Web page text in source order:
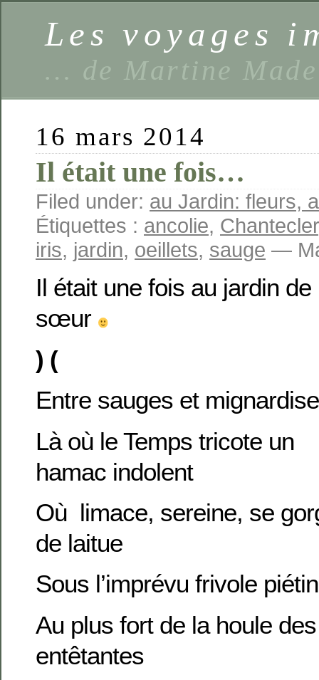
Les voyages
… de Martine
16 mars 2014
Il était une fois…
Filed under: au Jardin: fleurs,
Étiquettes : ancolie, Chantecler
iris, jardin, oeillets, sauge —
Il était une fois au jardin
sœur
) (
Entre sauges et
Là où le Temps tricote un
hamac indolent
Où limace, sereine, se
de laitue
Sous l’imprévu frivole
Au plus fort de la houle
entêtantes